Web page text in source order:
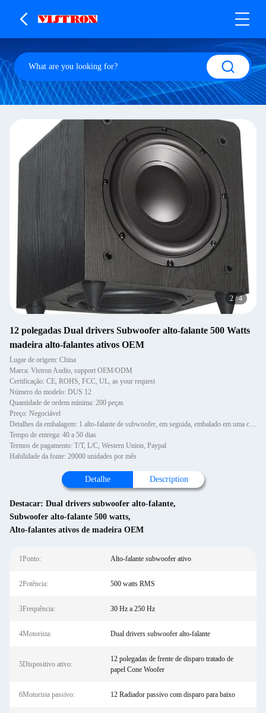
2 /4
12 polegadas Dual drivers Subwoofer alto-falante 500 Watts
madeira alto-falantes ativos OEM
Lugar de origem: China
Marca: Vistron Audio, support OEM/ODM
Certificação: CE, ROHS, FCC, UL, as your request
Número do modelo: DUS 12
Quantidade de ordem mínima: 200 peças
Preço: Negociável
Detalhes da embalagem: 1 alto-falante de subwoofer, em seguida, embalado em uma caixa de papelão exterior.
Tempo de entrega: 40 a 50 dias
Termos de pagamento: T/T, L/C, Western Union, Paypal
Habilidade da fonte: 20000 unidades por mês
Detalhe Description
Destacar: Dual drivers subwoofer alto-falante,
Subwoofer alto-falante 500 watts,
Alto-falantes ativos de madeira OEM
1Ponto: Alto-falante subwoofer ativo
2Potência: 500 watts RMS
3Frequência: 30 Hz a 250 Hz
4Motorista: Dual drivers subwoofer alto-falante
5Dispositivo ativo:
12 polegadas de frente de disparo tratado de
papel Cone Woofer
6Motorista passivo: 12 Radiador passivo com disparo para baixo